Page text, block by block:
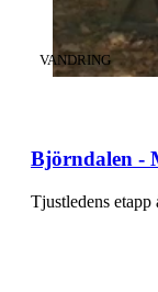
Björndalen -
KATEGORI:
VANDRING
Tjustledens